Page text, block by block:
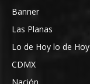
Banner
Las Planas
Lo de Hoy lo de Hoy
CDMX
Nación